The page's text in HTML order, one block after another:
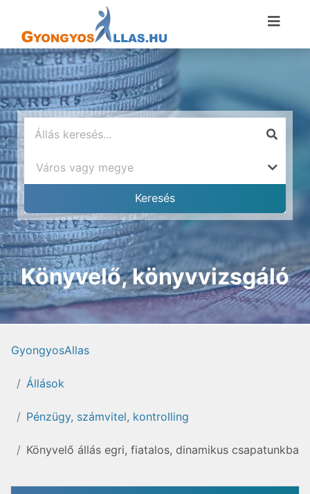
Könyvelő, könyvvizsgáló
GyongyosAllas
Állások
Pénzügy, számvitel, kontrolling
Könyvelő állás egri, fiatalos, dinamikus csapatunkba